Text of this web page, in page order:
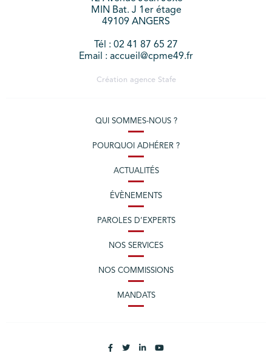
MIN Bat. J 1er étage
49109 ANGERS
Tél : 02 41 87 65 27
Email : accueil@cpme49.fr
Création agence Stafe
QUI SOMMES-NOUS ?
POURQUOI ADHÉRER ?
ACTUALITÉS
ÉVÈNEMENTS
PAROLES D’EXPERTS
NOS SERVICES
NOS COMMISSIONS
MANDATS